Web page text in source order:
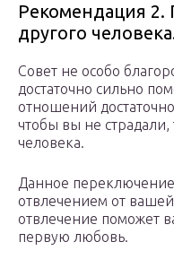
Рекомендация 2.
другого
Совет не особо
достаточно сильно
отношений
чтобы вы не страдали,
человека.
Данное
отвлечением от
отвлечение поможет
первую любовь.